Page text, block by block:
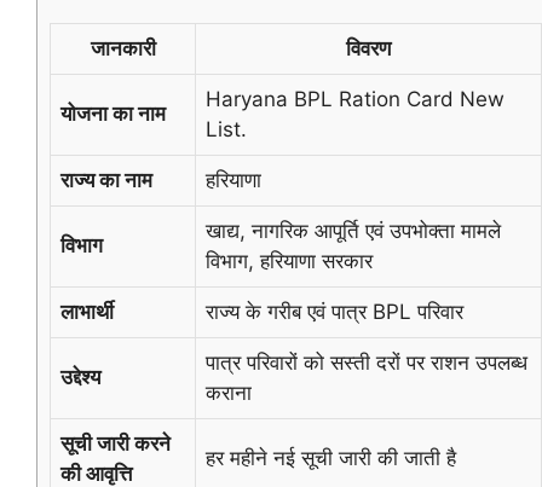
जानकारी विवरण
योजना का नाम
Haryana BPL Ration Card New
List.
राज्य का नाम हरियाणा
विभाग
खाद्य, नागरिक आपूर्ति एवं उपभोक्ता मामले
विभाग, हरियाणा सरकार
लाभार्थी राज्य के गरीब एवं पात्र BPL परिवार
उद्देश्य
पात्र परिवारों को सस्ती दरों पर राशन उपलब्ध
कराना
सूची जारी करने
की आवृत्ति
हर महीने नई सूची जारी की जाती है